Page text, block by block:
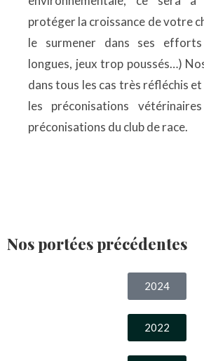
protéger la croissance de votre
le surmener dans ses
longues, jeux trop poussés…)
dans tous les cas très réfléchis
les préconisations
préconisations du club de race.
Nos portées précédentes
2024
2022